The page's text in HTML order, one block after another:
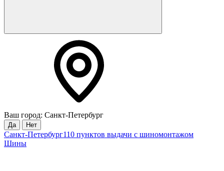
Ваш город: Санкт-Петербург
Да Нет
Санкт-Петербург110 пунктов выдачи с шиномонтажом
Шины